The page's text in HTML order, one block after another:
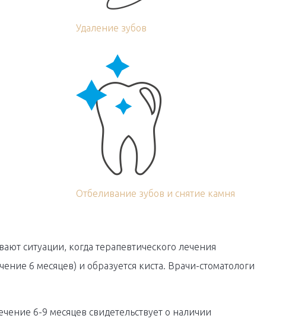
Удаление зубов
Отбеливание зубов и снятие камня
ситуации, когда терапевтического лечения
6 месяцев) и образуется киста. Врачи-стоматологи
6-9 месяцев свидетельствует о наличии